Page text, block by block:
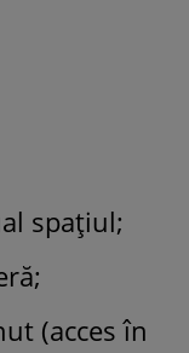
spațiul;
(acces în